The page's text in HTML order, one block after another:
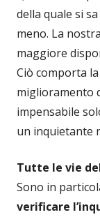
della quale si
meno. La
maggiore
Ciò comporta
miglioramento
impensabile
un inquietante
Tutte le vie
Sono in
verificare